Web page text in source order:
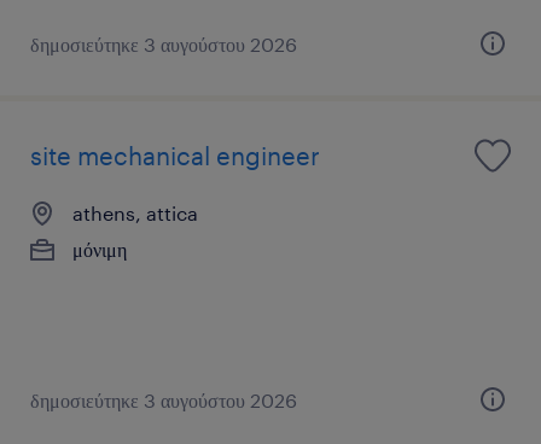
δημοσιεύτηκε 3 αυγούστου 2026
site mechanical engineer
athens, attica
μόνιμη
δημοσιεύτηκε 3 αυγούστου 2026